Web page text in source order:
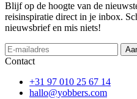
Blijf op de hoogte van de
reisinspiratie direct in je inbox.
nieuwsbrief en mis niets!
If
you
human,
Contact
+31 97 010 25 67 14
hallo@yobbers.com